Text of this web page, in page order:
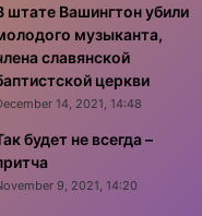
штате Вашингтон убили
музыканта,
славянской
церкви
14, 2021, 14:48
будет не всегда –
9, 2021, 14:20